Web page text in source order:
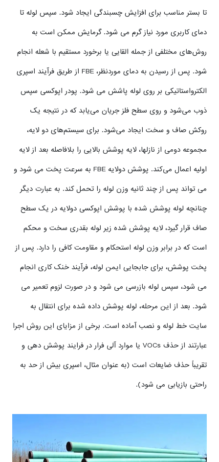
تا بستر مناسب برای افزایش چسبندگی ایجاد شود. سپس لوله تا
دمای کاربری مورد نیاز گرم می شود. گرمایش ممکن است به
روش‌های مختلفی از جمله القایی یا برخورد مستقیم با شعله انجام
شود. پس از رسیدن به دمای موردنظر، FBE از طریق فرآیند اسپری
الکترواستاتیکی بر روی لوله پاشش می شود. پودر اپوکسی سپس
ذوب می‌شود و روی سطح فلز جریان می‌یابد که در نتیجه یک
روکش صاف و سخت ایجاد می‌شود. برای سیستم‌های دو لایه،
مجموعه دومی از نازلها، لایه پوشش بالایی را بلافاصله بعد از لایه
اولیه اعمال می‌کند. پوشش دولایه FBE به سرعت پخت می شود و
می تواند پس از چند ثانیه وزن لوله را تحمل کند. به عبارت دیگر
چنانچه لوله پوشش شده با پوشش اپوکسی دولایه در یک سطح
صاف قرار گیرد، لایه پوشش شده زیر لوله بقدری سخت و محکم
است که در برابر وزن لوله استحکام و مقاومت کافی را دارد. پس از
پخت پوشش، برای جابجایی ایمن لوله، فرآیند خنک کاری انجام
می شود، سپس لوله بازرسی می شود و در صورت لزوم تعمیر می
شود. بعد از این مرحله، لوله پوشش داده شده برای انتقال به
سایت خط لوله و نصب آماده است. برخی از مزایای این روش اجرا
عبارتند از حذف VOCs یا موارد آلی فرار در فرایند پوشش دهی و
تقریباً حذف ضایعات است (به عنوان مثال، اسپری بیش از حد به
راحتی بازیابی می شود).